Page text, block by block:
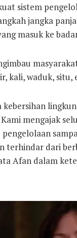
sistem
jangka
masuk ke
kali, waduk,
kebersihan
Kami mengajak
terhindar dari
Afan dalam